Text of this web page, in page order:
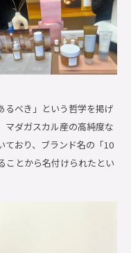
るべき」という哲学を掲げ
マダガスカル産の高純度な
ており、ブランド名の「10
ことから名付けられたとい